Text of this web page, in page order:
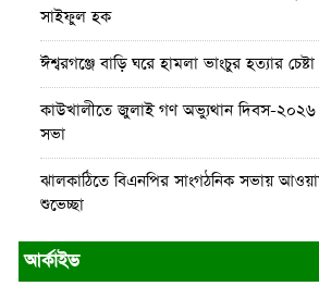
সাইফুল হক
ঈশ্বরগঞ্জে বাড়ি ঘরে হামলা ভাংচুর হত্যার চেষ্টা
কাউখালীতে জুলাই গণ অভ্যুথান দিবস-
সভা
ঝালকাঠিতে বিএনপির সাংগঠনিক সভায়
শুভেচ্ছা
রাবিপ্রবি’র রিজেন্ট বোর্ডের ১২তম সভা অনুষ্ঠিত
আর্কাইভ